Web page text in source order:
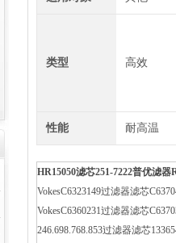
类型 高效
性能 耐高温
HR15050滤芯251-7222普优滤器
VokesC6323149过滤器滤芯
VokesC6360231过滤器滤芯
246.698.768.853过滤器滤芯